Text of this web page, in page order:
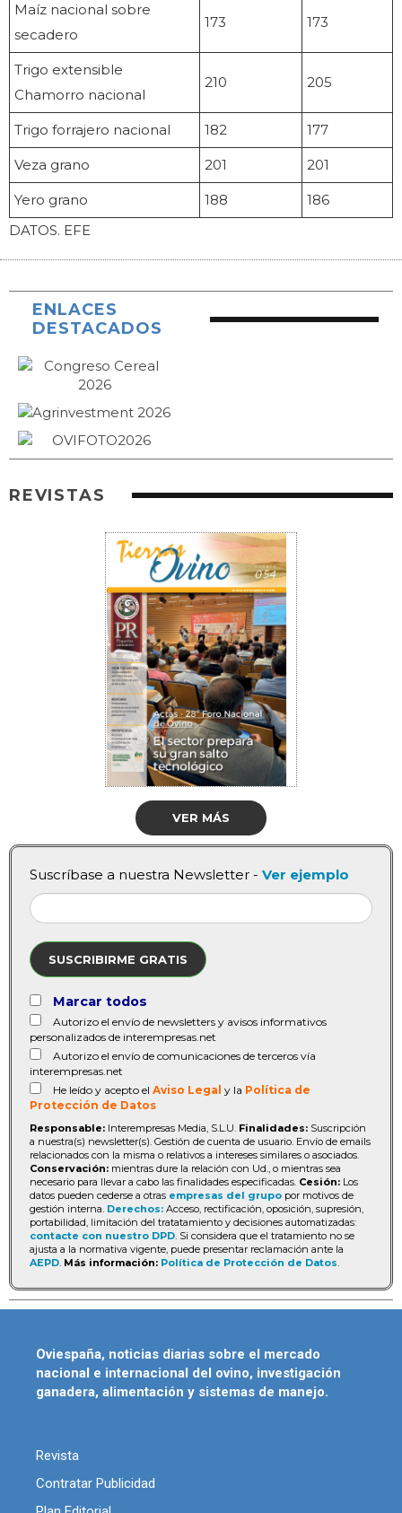
Maíz nacional sobre
secadero
173 173
Trigo extensible
Chamorro nacional
210 205
Trigo forrajero nacional 182 177
Veza grano 201 201
Yero grano 188
186
DATOS. EFE
ENLACES
DESTACADOS
REVISTAS
VER MÁS
Suscríbase a nuestra Newsletter - Ver ejemplo
SUSCRIBIRME GRATIS
Marcar todos
Autorizo el envío de newsletters y avisos informativos
personalizados de interempresas.net
Autorizo el envío de comunicaciones de terceros vía
interempresas.net
He leído y acepto el Aviso Legal y la Política de
Protección de Datos
Responsable: Interempresas Media, S.L.U. Finalidades: Suscripción
a nuestra(s) newsletter(s). Gestión de cuenta de usuario. Envío de emails
relacionados con la misma o relativos a intereses similares o asociados.
Conservación: mientras dure la relación con Ud., o mientras sea
necesario para llevar a cabo las finalidades especificadas. Cesión: Los
datos pueden cederse a otras empresas del grupo por motivos de
gestión interna. Derechos: Acceso, rectificación, oposición, supresión,
portabilidad, limitación del tratatamiento y decisiones automatizadas:
contacte con nuestro DPD . Si considera que el tratamiento no se
ajusta a la normativa vigente, puede presentar reclamación ante la
AEPD Más información: Política de Protección de Datos
Oviespaña, noticias diarias sobre el mercado
nacional e internacional del ovino, investigación
ganadera, alimentación y sistemas de manejo.
Revista
Contratar Publicidad